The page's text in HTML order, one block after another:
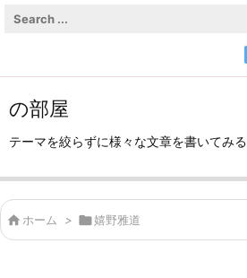
の部屋
テーマを絞らずに様々な文章を書いてみる
 ホーム > 嬉野雅道